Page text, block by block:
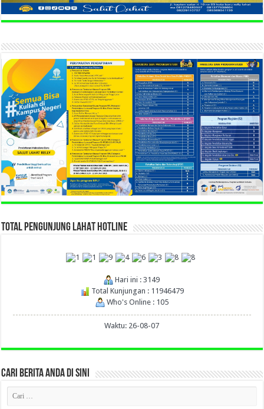
TOTAL PENGUNJUNG LAHAT HOTLINE
Hari ini : 3149
Total Kunjungan : 11946479
Who's Online : 105
Waktu: 26-08-07
CARI BERITA ANDA DI SINI